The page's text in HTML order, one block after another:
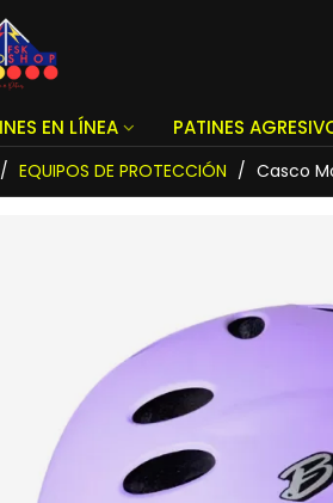
EN LÍNEA PATINES
/ EQUIPOS DE PROTECCIÓN / Casco